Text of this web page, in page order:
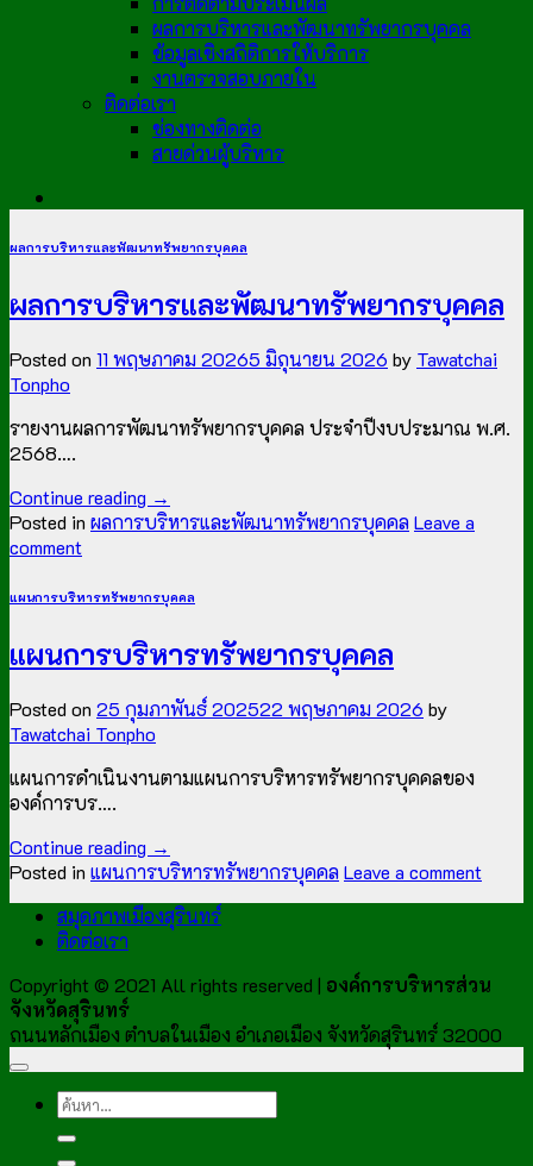
ผลการบริหารและพัฒนาทรัพยากรบุคคล
ข้อมูลเชิงสถิติการให้บริการ
งานตรวจสอบภายใน
ติดต่อเรา
ช่องทางติดต่อ
สายด่วนผู้บริหาร
ผลการบริหารและพัฒนาทรัพยากรบุคคล
ผลการบริหารและพัฒนาทรัพยากรบุคคล
Posted on 11 พฤษภาคม 20265 มิถุนายน 2026 by Tawatchai
Tonpho
รายงานผลการพัฒนาทรัพยากรบุคคล ประจำปีงบประมาณ พ.ศ.
2568….
Continue reading →
Posted in ผลการบริหารและพัฒนาทรัพยากรบุคคล Leave a
comment
แผนการบริหารทรัพยากรบุคคล
แผนการบริหารทรัพยากรบุคคล
Posted on 25 กุมภาพันธ์ 202522 พฤษภาคม 2026 by
Tawatchai Tonpho
แผนการดำเนินงานตามแผนการบริหารทรัพยากรบุคคลของ
องค์การบร….
Continue reading →
Posted in แผนการบริหารทรัพยากรบุคคล Leave a comment
สมุดภาพเมืองสุรินทร์
ติดต่อเรา
Copyright © 2021 All rights reserved | องค์การบริหารส่วน
จังหวัดสุรินทร์
ถนนหลักเมือง ตำบลในเมือง อำเภอเมือง จังหวัดสุรินทร์ 32000